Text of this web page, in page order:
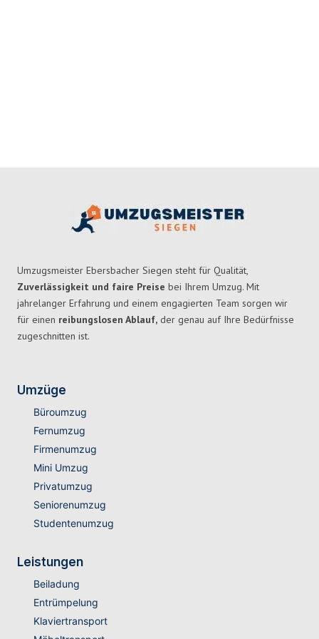
Umzugsmeister Ebersbacher Siegen steht für Qualität,
Zuverlässigkeit und faire Preise bei Ihrem Umzug. Mit
jahrelanger Erfahrung und einem engagierten Team sorgen wir
für einen reibungslosen Ablauf, der genau auf Ihre Bedürfnisse
zugeschnitten ist.
Umzüge
Büroumzug
Fernumzug
Firmenumzug
Mini Umzug
Privatumzug
Seniorenumzug
Studentenumzug
Leistungen
Beiladung
Entrümpelung
Klaviertransport